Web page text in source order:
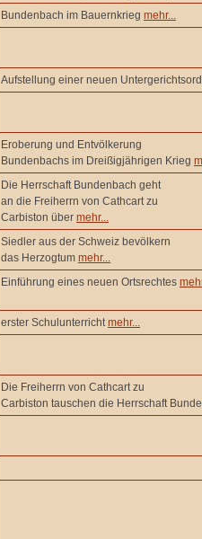
Bundenbach im Bauernkrieg mehr...
Aufstellung einer neuen
Eroberung und Entvölkerung
Bundenbachs im Dreißigjährigen Krieg
Die Herrschaft Bundenbach geht
an die Freiherrn von Cathcart zu
Carbiston über mehr...
Siedler aus der Schweiz bevölkern
das Herzogtum mehr...
Einführung eines neuen Ortsrechtes
erster Schulunterricht mehr...
Die Freiherrn von Cathcart zu
Carbiston tauschen die Herrschaft